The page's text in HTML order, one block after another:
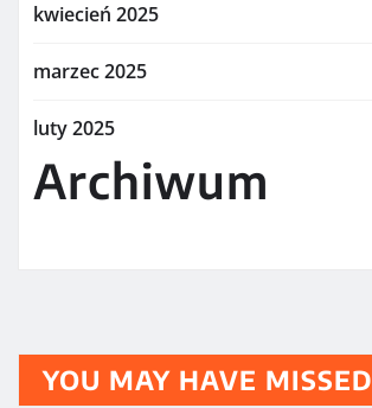
kwiecień 2025
marzec 2025
luty 2025
Archiwum
YOU MAY HAVE MISSED